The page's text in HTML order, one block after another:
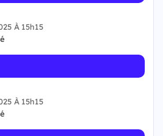
À 15h15
À 15h15